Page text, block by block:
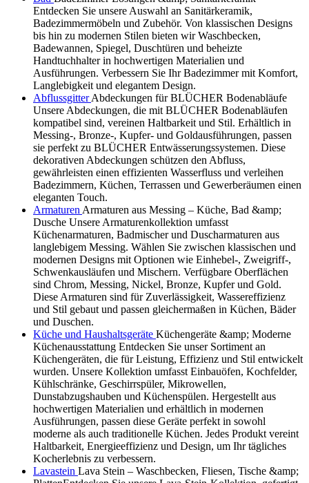
Entdecken Sie unsere Auswahl an Sanitärkeramik,
Badezimmermöbeln und Zubehör. Von klassischen Designs
bis hin zu modernen Stilen bieten wir Waschbecken,
Badewannen, Spiegel, Duschtüren und beheizte
Handtuchhalter in hochwertigen Materialien und
Ausführungen. Verbessern Sie Ihr Badezimmer mit Komfort,
Langlebigkeit und elegantem Design.
AbflussgitterAbdeckungen für BLÜCHER Bodenabläufe
Unsere Abdeckungen, die mit BLÜCHER Bodenabläufen
kompatibel sind, vereinen Haltbarkeit und Stil. Erhältlich in
Messing-, Bronze-, Kupfer- und Goldausführungen, passen
sie perfekt zu BLÜCHER Entwässerungssystemen. Diese
dekorativen Abdeckungen schützen den Abfluss,
gewährleisten einen effizienten Wasserfluss und verleihen
Badezimmern, Küchen, Terrassen und Gewerberäumen einen
eleganten Touch.
Armaturen Armaturen aus Messing – Küche, Bad &amp;
Dusche Unsere Armaturenkollektion umfasst
Küchenarmaturen, Badmischer und Duscharmaturen aus
langlebigem Messing. Wählen Sie zwischen klassischen und
modernen Designs mit Optionen wie Einhebel-, Zweigriff-,
Schwenkausläufen und Mischern. Verfügbare Oberflächen
sind Chrom, Messing, Nickel, Bronze, Kupfer und Gold.
Diese Armaturen sind für Zuverlässigkeit, Wassereffizienz
und Stil gebaut und passen gleichermaßen in Küchen, Bäder
und Duschen.
Küche und Haushaltsgeräte Küchengeräte &amp; Moderne
Küchenausstattung Entdecken Sie unser Sortiment an
Küchengeräten, die für Leistung, Effizienz und Stil entwickelt
wurden. Unsere Kollektion umfasst Einbauöfen, Kochfelder,
Kühlschränke, Geschirrspüler, Mikrowellen,
Dunstabzugshauben und Küchenspülen. Hergestellt aus
hochwertigen Materialien und erhältlich in modernen
Ausführungen, passen diese Geräte perfekt in sowohl
moderne als auch traditionelle Küchen. Jedes Produkt vereint
Haltbarkeit, Energieeffizienz und Design, um Ihr tägliches
Kocherlebnis zu verbessern.
Lavastein Lava Stein – Waschbecken, Fliesen, Tische &amp;